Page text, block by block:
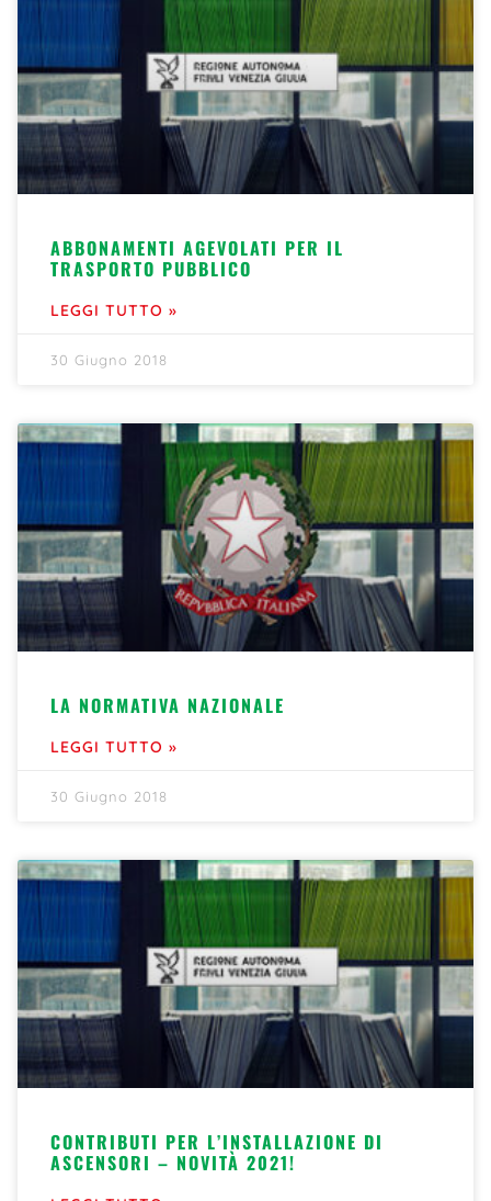
ABBONAMENTI AGEVOLATI PER IL
TRASPORTO PUBBLICO
LEGGI TUTTO »
30 Giugno 2018
LA NORMATIVA NAZIONALE
LEGGI TUTTO »
30 Giugno 2018
CONTRIBUTI PER L’INSTALLAZIONE DI
ASCENSORI – NOVITÀ 2021!